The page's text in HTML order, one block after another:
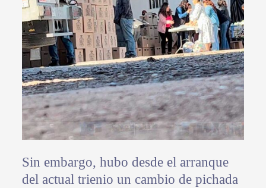
Sin embargo, hubo desde el arranque
del actual trienio un cambio de pichada